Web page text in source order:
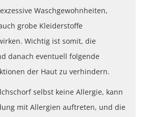
Waschgewohnheiten,
grobe Kleiderstoffe
Wichtig ist somit, die
danach eventuell folgende
der Haut zu verhindern.
selbst keine Allergie, kann
mit Allergien auftreten, und die